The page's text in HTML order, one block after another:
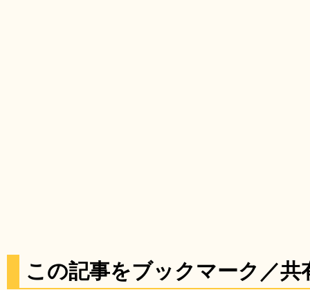
この記事をブックマーク／共